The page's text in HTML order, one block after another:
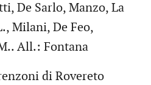
De Sarlo, Manzo, La
Milani, De Feo,
All.: Fontana
di Rovereto